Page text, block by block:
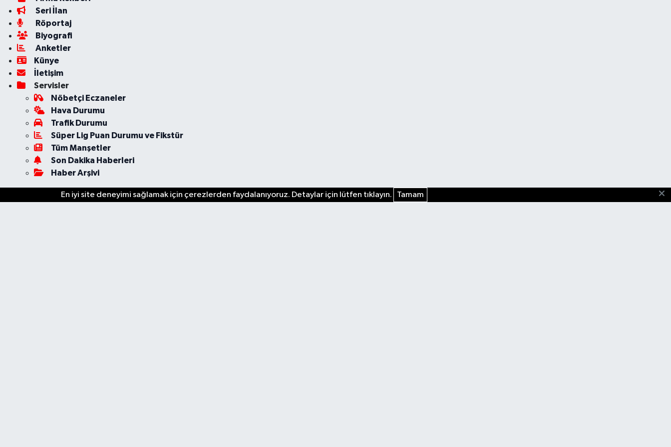
Seri İlan
Röportaj
Biyografi
Anketler
Künye
İletişim
Servisler
Nöbetçi Eczaneler
Hava Durumu
Trafik Durumu
Süper Lig Puan Durumu ve Fikstür
Tüm Manşetler
Son Dakika Haberleri
Haber Arşivi
En iyi site deneyimi sağlamak için çerezlerden faydalanıyoruz. Detaylar için lütfen tıklayın. Tamam